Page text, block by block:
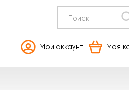
Мой аккаунт Моя